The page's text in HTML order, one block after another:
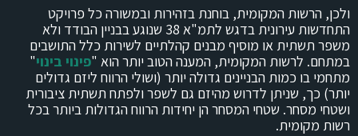
ולכן, הרשות המקומית, בוחנת בזהירות ובמשורה כל פרויקט
התחדשות עירונית בדגש לתמ"א 38 שנוגע בבניין הבודד ולא
משפר תשתית או מוסיף מבנים קהלתיים לשירות כלל התושבים
במתחם. לרשות המקומית, המענה הטוב יותר הוא "פינוי בינוי"
מתחמי בו כמות הבניינים גדולה יותר (ושולי הרווח ליזם גדולים
יותר) כך, שניתן לדרוש מהיזם גם לשפר ולפתח תשתית ציבורית
ושטחי מסחר. שטחי המסחר הן יחידות הרווח הגדולות ביותר בכל
רשות מקומית.